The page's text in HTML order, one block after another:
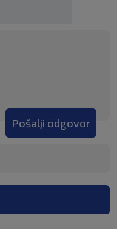
Pošalji odgovor